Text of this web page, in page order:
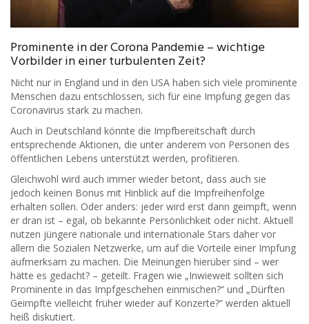
Prominente in der Corona Pandemie – wichtige
Vorbilder in einer turbulenten Zeit?
Nicht nur in England und in den USA haben sich viele prominente
Menschen dazu entschlossen, sich für eine Impfung gegen das
Coronavirus stark zu machen.
Auch in Deutschland könnte die Impfbereitschaft durch
entsprechende Aktionen, die unter anderem von Personen des
öffentlichen Lebens unterstützt werden, profitieren.
Gleichwohl wird auch immer wieder betont, dass auch sie
jedoch keinen Bonus mit Hinblick auf die Impfreihenfolge
erhalten sollen. Oder anders: jeder wird erst dann geimpft, wenn
er dran ist – egal, ob bekannte Persönlichkeit oder nicht. Aktuell
nutzen jüngere nationale und internationale Stars daher vor
allem die Sozialen Netzwerke, um auf die Vorteile einer Impfung
aufmerksam zu machen. Die Meinungen hierüber sind – wer
hätte es gedacht? – geteilt. Fragen wie „Inwieweit sollten sich
Prominente in das Impfgeschehen einmischen?“ und „Dürften
Geimpfte vielleicht früher wieder auf Konzerte?“ werden aktuell
heiß diskutiert.